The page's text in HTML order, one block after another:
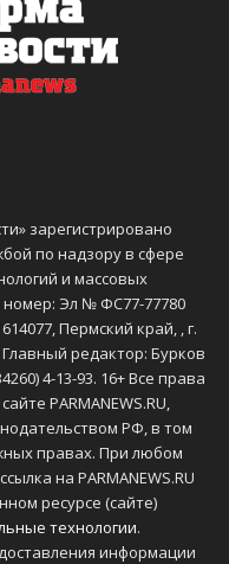
зарегистрировано
по надзору в сфере
и массовых
Эл № ФС77-77780
Пермский край, , г.
редактор: Бурков
4-13-93. 16+ Все права
PARMANEWS.RU,
РФ, в том
правах. При любом
на PARMANEWS.RU
ресурсе (сайте)
технологии.
информации